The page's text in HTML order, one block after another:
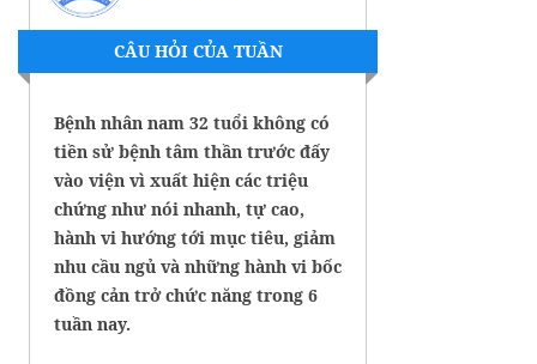
CÂU HỎI CỦA TUẦN
Bệnh nhân nam 32 tuổi không có
tiền sử bệnh tâm thần trước đấy
vào viện vì xuất hiện các triệu
chứng như nói nhanh, tự cao,
hành vi hướng tới mục tiêu, giảm
nhu cầu ngủ và những hành vi bốc
đồng cản trở chức năng trong 6
tuần nay.